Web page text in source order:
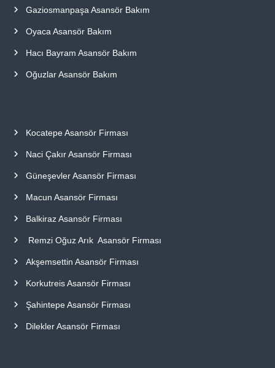
Gaziosmanpaşa Asansör Bakım
Oyaca Asansör Bakım
Hacı Bayram Asansör Bakım
Oğuzlar Asansör Bakım
Kocatepe Asansör Firması
Naci Çakır Asansör Firması
Güneşevler Asansör Firması
Macun Asansör Firması
Balkiraz Asansör Firması
Remzi Oğuz Arık Asansör Firması
Akşemsettin Asansör Firması
Korkutreis Asansör Firması
Şahintepe Asansör Firması
Dilekler Asansör Firması